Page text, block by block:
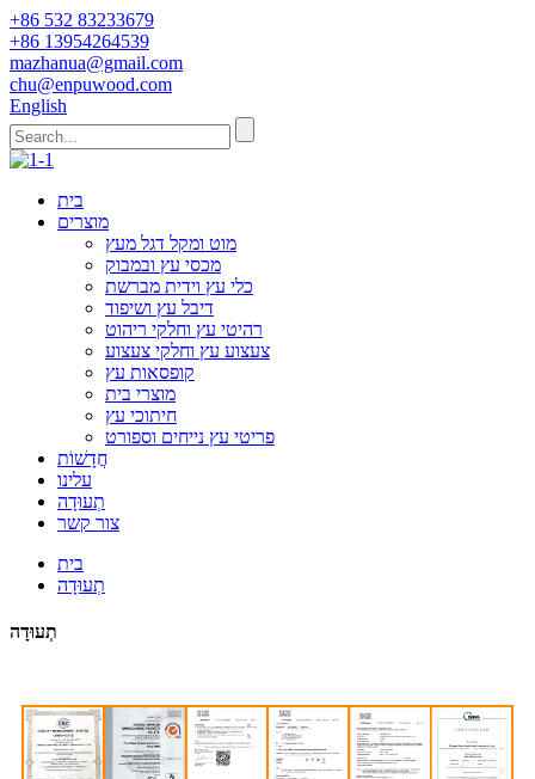
+86 532 83233679
+86 13954264539
mazhanua@gmail.com
chu@enpuwood.com
English
בית
מוצרים
מוט ומקל דגל מעץ
מכסי עץ ובמבוק
כלי עץ וידית מברשת
דיבל עץ ושיפוד
רהיטי עץ וחלקי ריהוט
צעצוע עץ וחלקי צעצוע
קופסאות עץ
מוצרי בית
חיתוכי עץ
פריטי עץ נייחים וספורט
חֲדָשׁוֹת
עלינו
תְעוּדָה
צור קשר
בית
תְעוּדָה
תְעוּדָה